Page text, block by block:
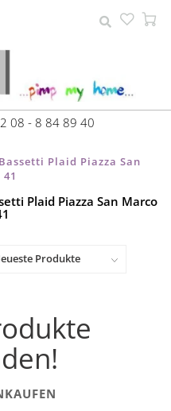
08 - 8 84 89 40
Bassetti Plaid Piazza San
Plaid Piazza San Marco